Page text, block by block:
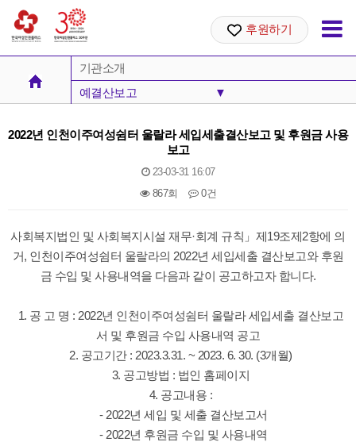
후원하기
기관소개
예결산보고
▼
조직도
예결산보고
2022년 인천이주여성쉼터 울랄라 세입세출결산보고 및 후원금 사용
보고
23-03-31 16:07
867회
0건
사회복지법인 및 사회복지시설 재무·회계 규칙」제19조제2항에 의
거, 인천이주여성쉼터 울랄라의 2022년 세입세출 결산보고와 후원
금 수입 및 사용내역을 다음과 같이 공고하고자 합니다.
1. 공 고 명 : 2022년 인천이주여성쉼터 울랄라 세입세출 결산보고
서 및 후원금 수입 사용내역 공고
2. 공고기간 : 2023.3.31. ~ 2023. 6. 30. (3개월)
3. 공고방법 : 법인 홈페이지
4. 공고내용 :
- 2022년 세입 및 세출 결산보고서
- 2022년 후원금 수입 및 사용내역